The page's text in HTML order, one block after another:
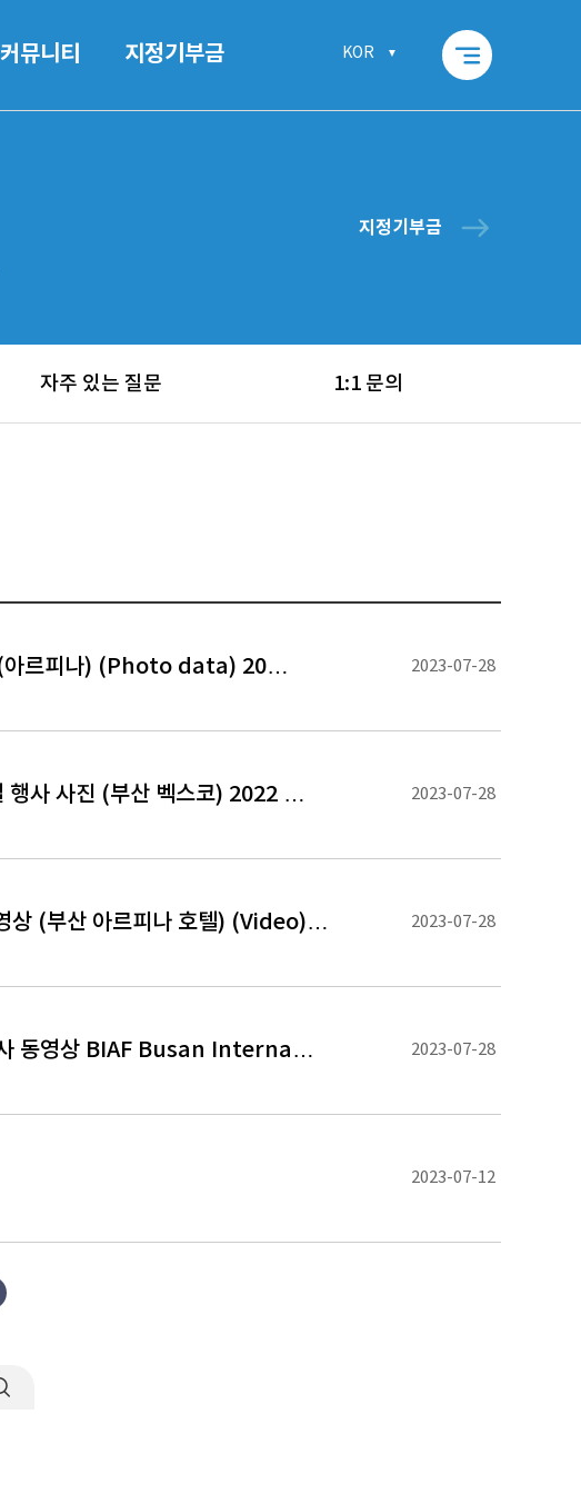
커뮤니티 지정기부금 KOR segment
지정기부금 east
자주 있는 질문 1:1 문의
(아르피나) (Photo data) 20… 2023-07-28
행사 사진 (부산 벡스코) 2022 … 2023-07-28
상 (부산 아르피나 호텔) (Video)… 2023-07-28
사 동영상 BIAF Busan Interna… 2023-07-28
2023-07-12